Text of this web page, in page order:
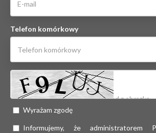
Telefon komórkowy
Wyrażam zgodę
Informujemy, że administratorem